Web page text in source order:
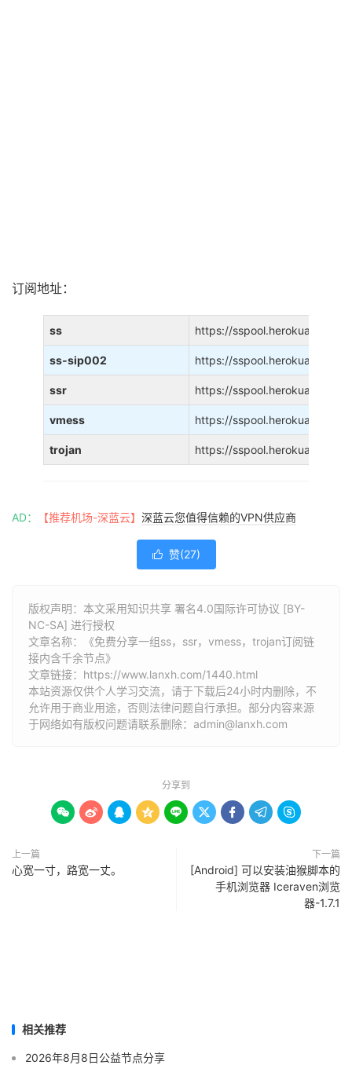
订阅地址：
ss https://
ss-sip002 https://
ssr https://
vmess https://
trojan https://
AD： 【推荐机场-深蓝云】 深蓝云您值得信赖的VPN供应商
 赞(27)
版权声明：本文采用知识共享 署名4.0国际许可协议 [BY-
NC-SA] 进行授权
文章名称：《免费分享一组ss，ssr，vmess，trojan订阅链
接内含千余节点》
文章链接： https://www.lanxh.com/1440.html
本站资源仅供个人学习交流，请于下载后24小时内删除，不
允许用于商业用途，否则法律问题自行承担。部分内容来源
于网络如有版权问题请联系删除：admin@lanxh.com
分享到
        
上一篇
心宽一寸，路宽一丈。
下一篇
[Android] 可以安装油猴脚本的
手机浏览器 Iceraven浏览
器-1.7.1
相关推荐
2026年8月8日公益节点分享